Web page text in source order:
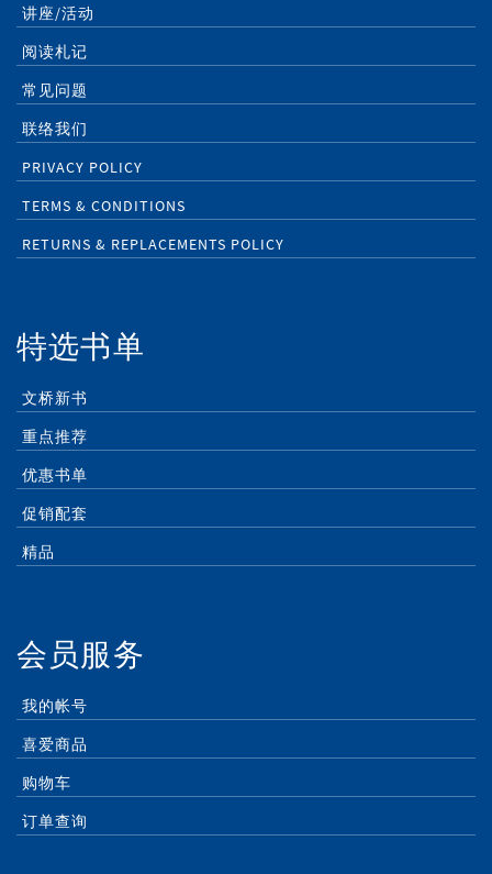
讲座/活动
阅读札记
常见问题
联络我们
PRIVACY POLICY
TERMS & CONDITIONS
RETURNS & REPLACEMENTS POLICY
特选书单
文桥新书
重点推荐
优惠书单
促销配套
精品
会员服务
我的帐号
喜爱商品
购物车
订单查询